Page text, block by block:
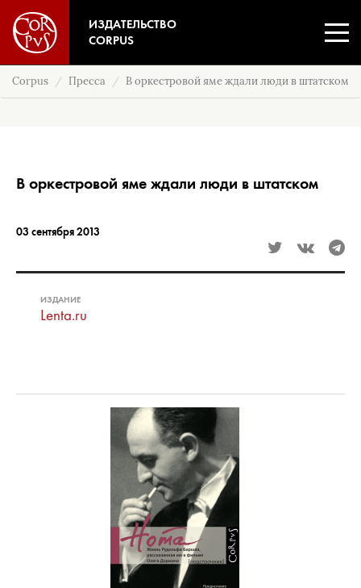
ИЗДАТЕЛЬСТВО
CORPUS
Corpus Пресса В оркестровой яме ждали люди в штатском
В оркестровой яме ждали люди в штатском
03 сентября 2013
ИЗДАНИЕ
Lenta.ru